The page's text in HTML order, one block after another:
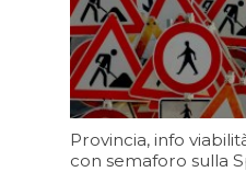
Provincia, info
con semaforo sulla